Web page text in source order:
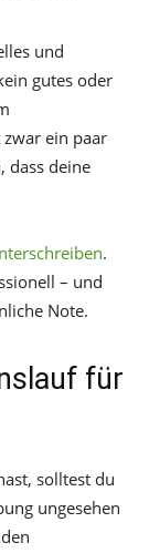
und
gutes oder
ein paar
dass deine
.
– und
Note.
für
solltest du
ungesehen